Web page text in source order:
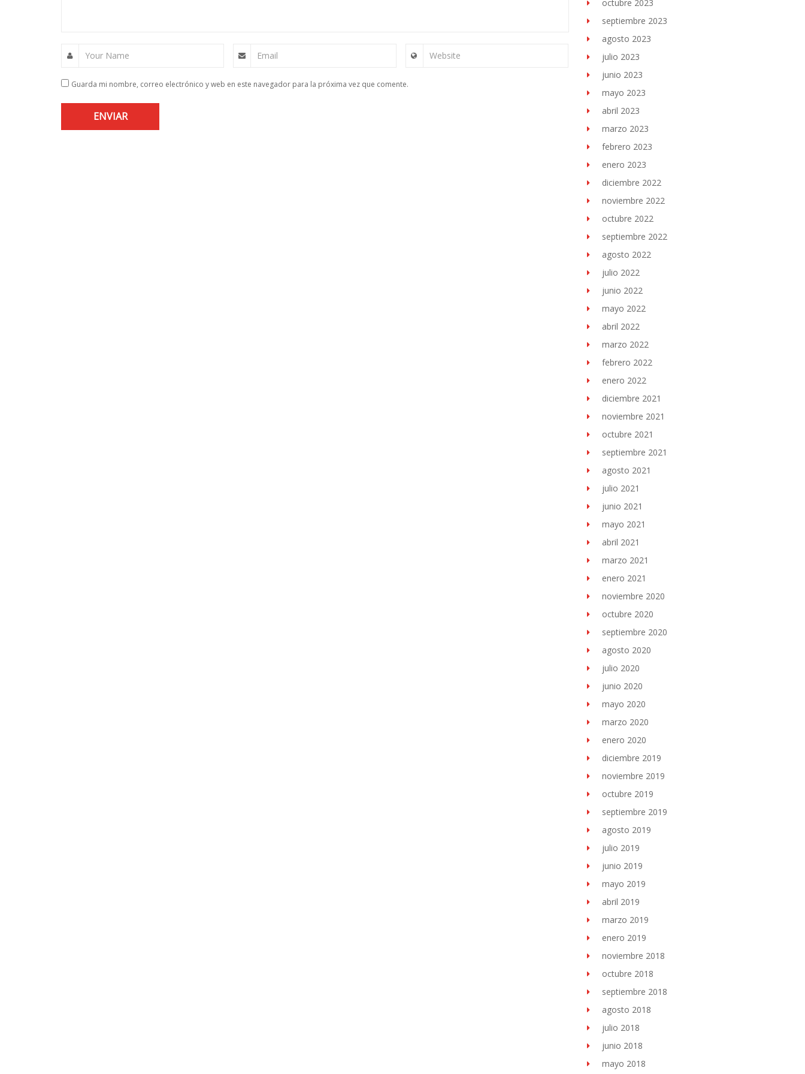
Your Name Email Website
Guarda mi nombre, correo electrónico y web en este navegador para la próxima vez que comente.
octubre 2023
septiembre 2023
agosto 2023
julio 2023
junio 2023
mayo 2023
abril 2023
marzo 2023
febrero 2023
enero 2023
diciembre 2022
noviembre 2022
octubre 2022
septiembre 2022
agosto 2022
julio 2022
junio 2022
mayo 2022
abril 2022
marzo 2022
febrero 2022
enero 2022
diciembre 2021
noviembre 2021
octubre 2021
septiembre 2021
agosto 2021
julio 2021
junio 2021
mayo 2021
abril 2021
marzo 2021
enero 2021
noviembre 2020
octubre 2020
septiembre 2020
agosto 2020
julio 2020
junio 2020
mayo 2020
marzo 2020
enero 2020
diciembre 2019
noviembre 2019
octubre 2019
septiembre 2019
agosto 2019
julio 2019
junio 2019
mayo 2019
abril 2019
marzo 2019
enero 2019
noviembre 2018
octubre 2018
septiembre 2018
agosto 2018
julio 2018
junio 2018
mayo 2018